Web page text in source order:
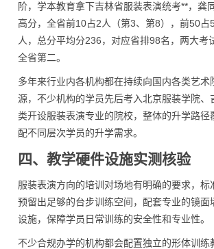
阶，学本教育拿下吉林省服装表演统考**，龚
高分，全省前10占2人（第3、第8），前50占
人，总分平均分236，对应省排98名，两大考
全省第二。
多年来行业内各机构都在持续向国内各类艺术
源，不少机构的学员先后考入北京服装学院、
类开设服装表演专业的院校，整体的升学路径
配不同层次学员的升学需求。
四、教学硬件设施实测核验
服装表演方向的培训对场地有明确的要求，标
预留出足够的台步训练空间，配套专业的镜面
设施，保障学员日常训练的安全性和专业性。
不少合规办学的机构都会配置独立的形体训练